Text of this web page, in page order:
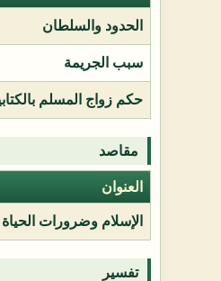
الحدود والسلطان
سبب الجريمة
حكم زواج المسلم
مقاصد
العنوان
الإسلام وضرورات الحياة
تفسير